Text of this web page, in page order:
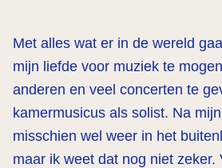
Met alles wat er in de wereld
mijn liefde voor muziek te
anderen en veel concerten te
kamermusicus als solist. Na
misschien wel weer in het
maar ik weet dat nog niet zeker.